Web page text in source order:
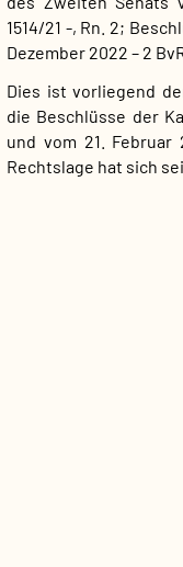
1514/21 -, Rn. 2;
Dezember 2022 – 2
Dies ist vorliegend
die Beschlüsse der
und vom 21. Februar
Rechtslage hat sich